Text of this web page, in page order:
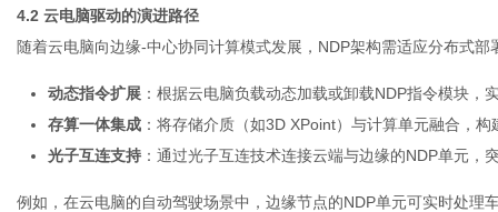
4.2 云电脑驱动的演进路径
随着云电脑向边缘-中心协同计算模式发展，NDP架构需适应分布式
动态指令扩展 ：根据云电脑负载动态加载或卸载NDP指令模块，
存算一体集成 ：将存储介质（如3D XPoint）与计算单元融合，
光子互连支持 ：通过光子互连技术连接云端与边缘的NDP单元，
例如，在云电脑的自动驾驶场景中，边缘节点的NDP单元可实时处